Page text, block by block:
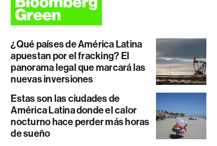
¿Qué países de América Latina
apuestan por el fracking? El
panorama legal que marcará las
nuevas inversiones
Estas son las ciudades de
América Latina donde el calor
nocturno hace perder más horas
de sueño